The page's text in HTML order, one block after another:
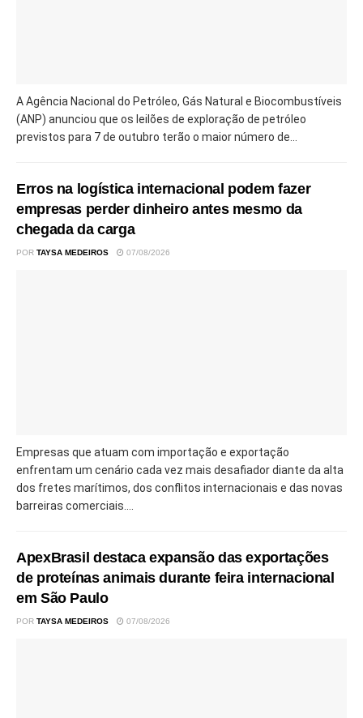
A Agência Nacional do Petróleo, Gás Natural e Biocombustíveis
(ANP) anunciou que os leilões de exploração de petróleo
previstos para 7 de outubro terão o maior número de...
Erros na logística internacional podem fazer
empresas perder dinheiro antes mesmo da
chegada da carga
POR TAYSA MEDEIROS 07/08/2026
Empresas que atuam com importação e exportação
enfrentam um cenário cada vez mais desafiador diante da alta
dos fretes marítimos, dos conflitos internacionais e das novas
barreiras comerciais....
ApexBrasil destaca expansão das exportações
de proteínas animais durante feira internacional
em São Paulo
POR TAYSA MEDEIROS 07/08/2026